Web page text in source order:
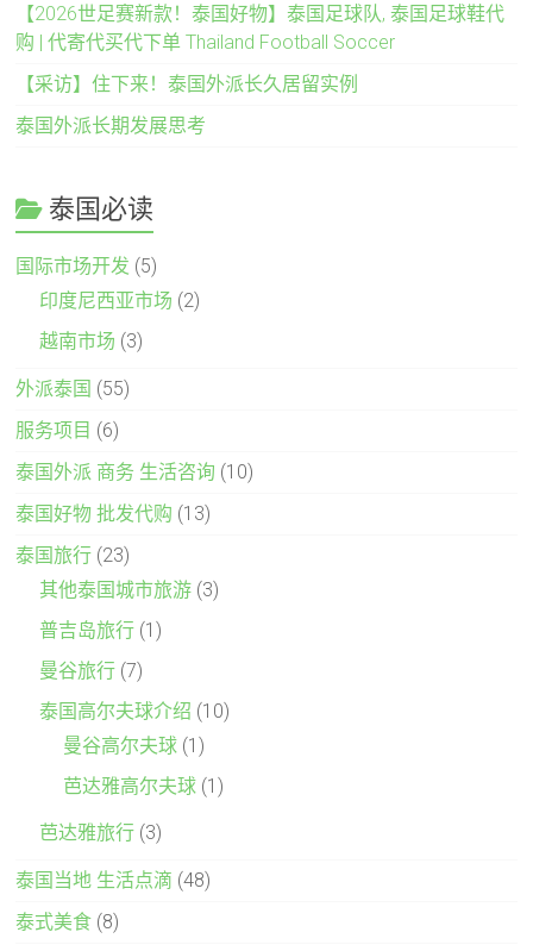
【2026世足赛新款！泰国好物】泰国足球队, 泰国足球鞋代
购 | 代寄代买代下单 Thailand Football Soccer
【采访】住下来！泰国外派长久居留实例
泰国外派长期发展思考
泰国必读
国际市场开发 (5)
印度尼西亚市场 (2)
越南市场 (3)
外派泰国 (55)
服务项目 (6)
泰国外派 商务 生活咨询 (10)
泰国好物 批发代购 (13)
泰国旅行 (23)
其他泰国城市旅游 (3)
普吉岛旅行 (1)
曼谷旅行 (7)
泰国高尔夫球介绍 (10)
曼谷高尔夫球 (1)
芭达雅高尔夫球 (1)
芭达雅旅行 (3)
泰国当地 生活点滴 (48)
泰式美食 (8)